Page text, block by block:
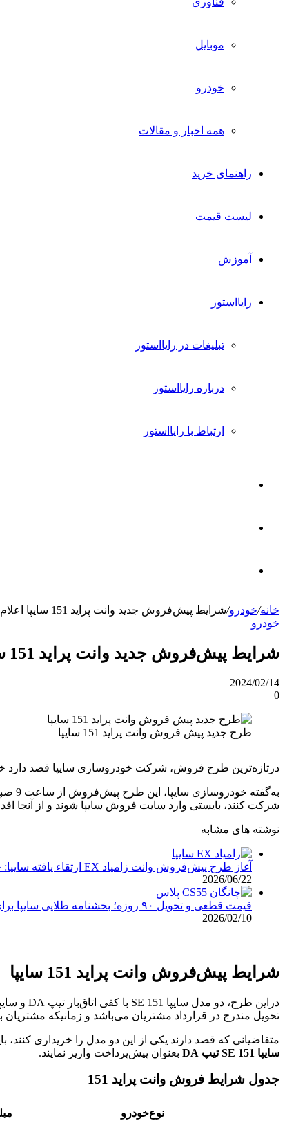
موبایل
خودرو
همه اخبار و مقالات
راهنمای خرید
لیست قیمت
آموزش
رایااستور
تبلیغات در رایااستور
درباره رایااستور
ارتباط با رایااستور
برای خانه/خودرو/شرایط پیش‌فروش جدید وانت پراید 151 سایپا اعلام شد [دی 1402]
خودرو
شرایط پیش‌فروش جدید وانت پراید 151 سایپا اعلام شد [دی 1402]
2024/02/14
0
طرح جدید پیش فروش وانت پراید 151 سایپا
درتازه‌ترین طرح فروش، شرکت خودروسازی سایپا قصد دارد خودرو وانت پراید 151 را با شرایط ویژه پیش‌فروش. در ادامه باما همراه باشید تا
شرکت کنند، بایستی وارد سایت فروش سایپا شوند و از آنجا
نوشته های مشابه
آغاز طرح پیش‌فروش وانت زامیاد EX ارتقاء یافته سایپا: جزئیات قیمت و زمان ثبت‌نام
2026/06/22
قیمت قطعی و تحویل ۹۰ روزه؛ بخشنامه طلایی سایپا برای بهمن ۱۴۰۴
2026/02/10
شرایط پیش‌فروش وانت پراید 151 سایپا
تحویل مندرج در قرارداد مشتریان می‌باشد و زمانیکه
متقاضیانی که قصد دارند یکی از این دو مدل را خریداری کنند، باید در زمان ثبت‌نام مبلغ
سایپا 151 SE تیپ DA
بعنوان پیش‌پرداخت واریز نمایند.
جدول شرایط فروش وانت پراید 151
نوع‌خودرو